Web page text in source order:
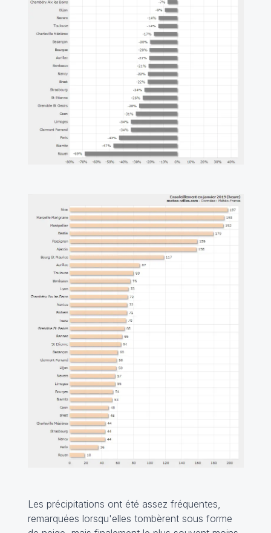
Les précipitations ont été assez fréquentes,
remarquées lorsqu'elles tombèrent sous forme